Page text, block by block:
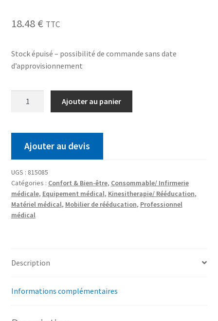
18.48 € TTC
Stock épuisé – possibilité de commande sans date
d’approvisionnement
Ajouter au panier
Ajouter au devis
UGS : 815085
Catégories : Confort & Bien-être, Consommable/ Infirmerie
médicale, Equipement médical, Kinesitherapie/ Rééducation,
Matériel médical, Mobilier de rééducation, Professionnel
médical
Description
Informations complémentaires